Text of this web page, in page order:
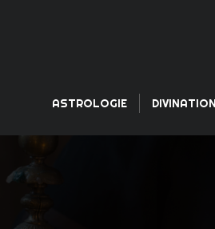
ASTROLOGIE DIVINATION